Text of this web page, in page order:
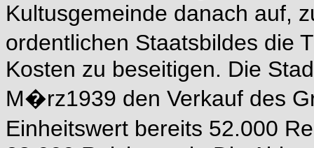
Kultusgemeinde danach auf,
ordentlichen Staatsbildes die
Kosten zu beseitigen. Die
M�rz1939 den Verkauf des
Einheitswert bereits 52.000